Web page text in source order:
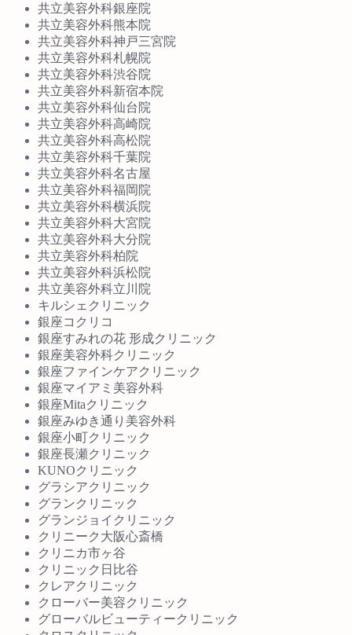
共立美容外科銀座院
共立美容外科熊本院
共立美容外科神戸三宮院
共立美容外科札幌院
共立美容外科渋谷院
共立美容外科新宿本院
共立美容外科仙台院
共立美容外科高崎院
共立美容外科高松院
共立美容外科千葉院
共立美容外科名古屋
共立美容外科福岡院
共立美容外科横浜院
共立美容外科大宮院
共立美容外科大分院
共立美容外科柏院
共立美容外科浜松院
共立美容外科立川院
キルシェクリニック
銀座コクリコ
銀座すみれの花 形成クリニック
銀座美容外科クリニック
銀座ファインケアクリニック
銀座マイアミ美容外科
銀座Mitaクリニック
銀座みゆき通り美容外科
銀座小町クリニック
銀座長瀬クリニック
KUNOクリニック
グラシアクリニック
グランクリニック
グランジョイクリニック
クリニーク大阪心斎橋
クリニカ市ヶ谷
クリニック日比谷
クレアクリニック
クローバー美容クリニック
グローバルビューティークリニック